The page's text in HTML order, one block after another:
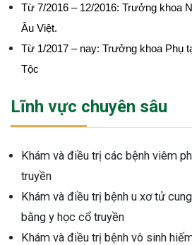
Thông Tin Cần Biết
sau sinh là tình trạng viêm da
phổ biến, khiến đôi bàn tay,
của chị em trở nên khô...
Từ 7/2016 – 12/2016: Trưởng khoa
Âu Việt.
Từ 1/2017 – nay: Trưởng khoa Phụ
Tộc
Lĩnh vực chuyên sâu
Khám và điều trị các bệnh viêm
truyền
Khám và điều trị bệnh u xơ tử
bằng y học cổ truyền
Khám và điều trị bệnh vô sinh